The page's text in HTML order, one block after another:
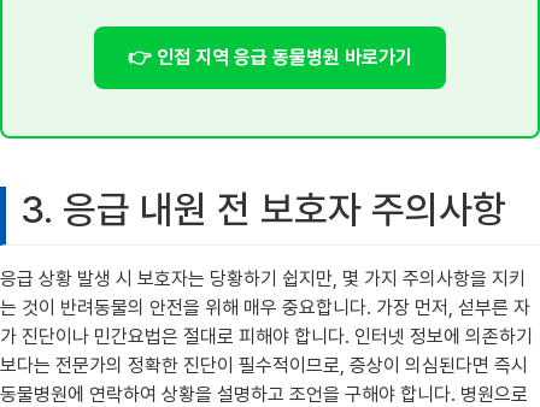
👉 인접 지역 응급 동물병원 바로가기
3. 응급 내원 전 보호자 주의사항
응급 상황 발생 시 보호자는 당황하기 쉽지만, 몇 가지 주의사항을 지키
는 것이 반려동물의 안전을 위해 매우 중요합니다. 가장 먼저, 섣부른 자
가 진단이나 민간요법은 절대로 피해야 합니다. 인터넷 정보에 의존하기
보다는 전문가의 정확한 진단이 필수적이므로, 증상이 의심된다면 즉시
동물병원에 연락하여 상황을 설명하고 조언을 구해야 합니다. 병원으로